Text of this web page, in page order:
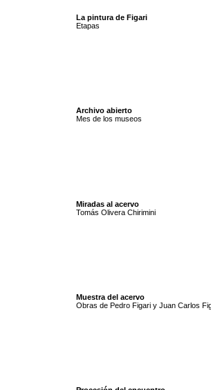
La pintura de Figari
Etapas
Archivo abierto
Mes de los museos
Miradas al acervo
Tomás Olivera Chirimini
Muestra del acervo
Obras de Pedro Figari y Juan Carlos